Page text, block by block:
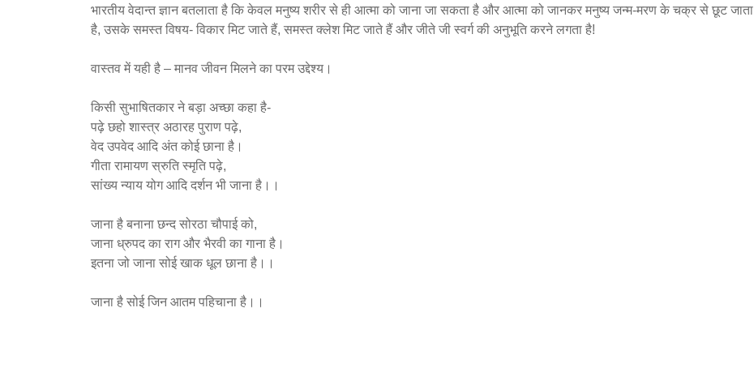
भारतीय वेदान्त ज्ञान बतलाता है कि केवल मनुष्य शरीर से ही आत्मा को जाना जा सकता है और आत्मा को जानकर मनुष्य जन्म-मरण के चक्र से छूट जाता
है, उसके समस्त विषय- विकार मिट जाते हैं, समस्त क्लेश मिट जाते हैं और जीते जी स्वर्ग की अनुभूति करने लगता है!
वास्तव में यही है – मानव जीवन मिलने का परम उद्देश्य।
किसी सुभाषितकार ने बड़ा अच्छा कहा है-
पढ़े छहो शास्त्र अठारह पुराण पढ़े,
वेद उपवेद आदि अंत कोई छाना है।
गीता रामायण स्रुति स्मृति पढ़े,
सांख्य न्याय योग आदि दर्शन भी जाना है।।
जाना है बनाना छन्द सोरठा चौपाई को,
जाना ध्रुपद का राग और भैरवी का गाना है।
इतना जो जाना सोई खाक धूल छाना है।।
जाना है सोई जिन आतम पहिचाना है।।